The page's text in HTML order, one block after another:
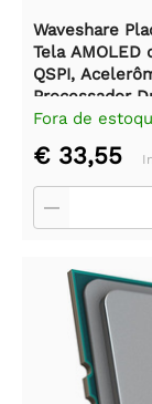
Waveshare
Tela AMOLED
QSPI,
Processador
Fora de
€ 33,55